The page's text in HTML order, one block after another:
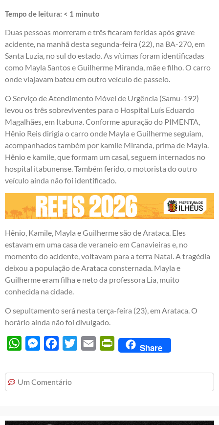
Tempo de leitura: < 1 minuto
Duas pessoas morreram e três ficaram feridas após grave
acidente, na manhã desta segunda-feira (22), na BA-270, em
Santa Luzia, no sul do estado. As vítimas foram identificadas
como Mayla Santos e Guilherme Miranda, mãe e filho. O carro
onde viajavam bateu em outro veículo de passeio.
O Serviço de Atendimento Móvel de Urgência (Samu-192)
levou os três sobreviventes para o Hospital Luís Eduardo
Magalhães, em Itabuna. Conforme apuração do PIMENTA,
Hênio Reis dirigia o carro onde Mayla e Guilherme seguiam,
acompanhados também por kamile Miranda, prima de Mayla.
Hênio e kamile, que formam um casal, seguem internados no
hospital itabunense. Também ferido, o motorista do outro
veículo ainda não foi identificado.
Hênio, Kamile, Mayla e Guilherme são de Arataca. Eles
estavam em uma casa de veraneio em Canavieiras e, no
momento do acidente, voltavam para a terra Natal. A tragédia
deixou a população de Arataca consternada. Mayla e
Guilherme eram filha e neto da professora Lia, muito
conhecida na cidade.
O sepultamento será nesta terça-feira (23), em Arataca. O
horário ainda não foi divulgado.
WhatsAppMessengerFacebook
Twitter Email PrintFriendly
Share
Um Comentário